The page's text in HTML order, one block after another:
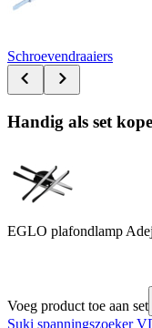
Schroevendraaiers
Handig als set
EGLO plafondlamp
Voeg product toe aan set
Suki spanningszoeker